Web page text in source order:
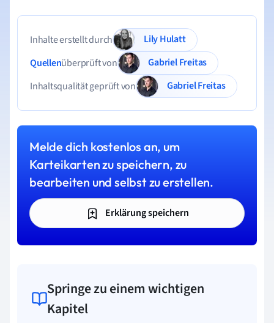
Inhalte erstellt durch
Lily Hulatt
Quellenüberprüft von
Gabriel Freitas
Inhaltsqualität geprüft von
Gabriel Freitas
Melde dich kostenlos an, um
Karteikarten zu speichern, zu
bearbeiten und selbst zu erstellen.
Erklärung speichern
Springe zu einem wichtigen
Kapitel